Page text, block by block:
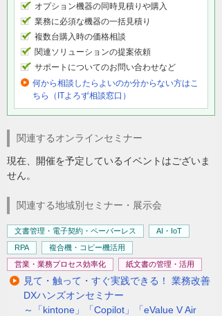
オプション機器の同時見積りや購入
業務に必須な機器の一括見積り
複数台購入時の価格相談
関連ソリューションの提案依頼
サポートについてのお問い合わせなど
何から相談したらよいのか分からない方はこ
ちら（ITよろず相談窓口）
関連するオンラインセミナー
現在、開催を予定しているイベントはございま
せん。
関連する地域別セミナー・展示会
文書管理・電子契約・ペーパーレス
AI・IoT
RPA
複合機・コピー機活用
営業・業務プロセス効率化
紙文書の管理・活用
見て・触って・すぐ実践できる！ 業務改善
DXハンズオンセミナー
～「kintone」「Copilot」「eValue V Air